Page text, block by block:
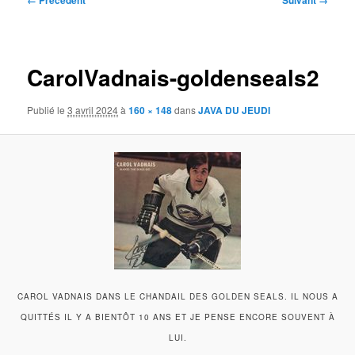
CarolVadnais-goldenseals2
Publié le3 avril 2024à160 × 148dansJAVA DU JEUDI
CAROL VADNAIS DANS LE CHANDAIL DES GOLDEN SEALS. IL NOUS A
QUITTÉS IL Y A BIENTÔT 10 ANS ET JE PENSE ENCORE SOUVENT À
LUI.